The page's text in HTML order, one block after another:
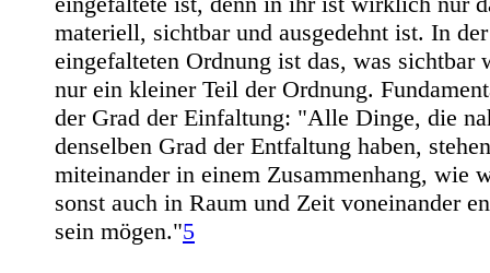
materiell, sichtbar und ausgedehnt ist. In der
eingefalteten Ordnung ist das, was sichtbar
nur ein kleiner Teil der Ordnung.
der Grad der Einfaltung: "Alle Dinge, die
denselben Grad der Entfaltung haben, stehen
miteinander in einem Zusammenhang, wie
sonst auch in Raum und Zeit voneinander
sein mögen."5